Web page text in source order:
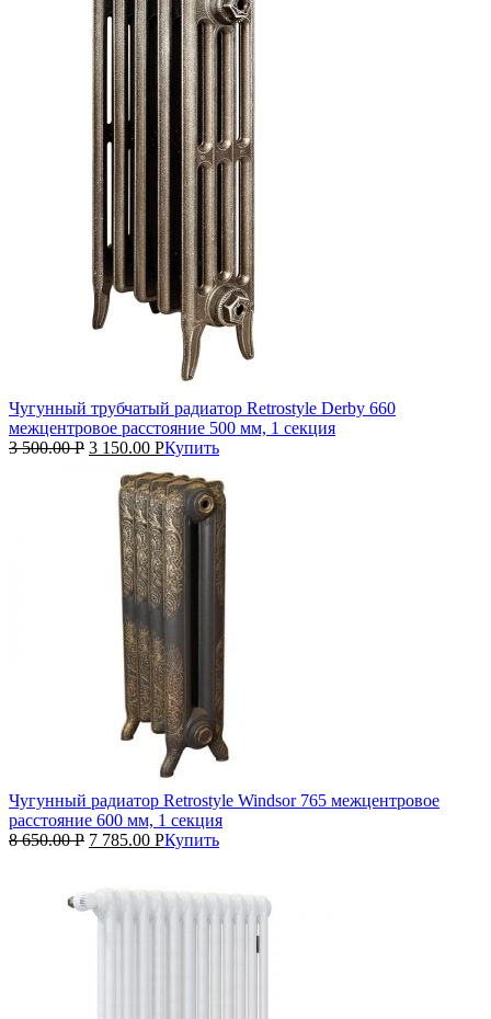
Чугунный трубчатый радиатор Retrostyle Derby 660
межцентровое расстояние 500 мм, 1 секция
3 500.00Р 3 150.00 РКупить
Чугунный радиатор Retrostyle Windsor 765 межцентровое
расстояние 600 мм, 1 секция
8 650.00Р 7 785.00 РКупить